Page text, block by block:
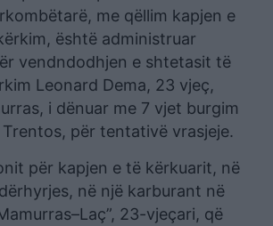
me qëllim kapjen e
është administruar
vendndodhjen e shtetasit të
Leonard Dema, 23 vjeç,
i dënuar me 7 vjet burgim
për tentativë vrasjeje.
për kapjen e të kërkuarit, në
në një karburant në
23-vjeçari, që